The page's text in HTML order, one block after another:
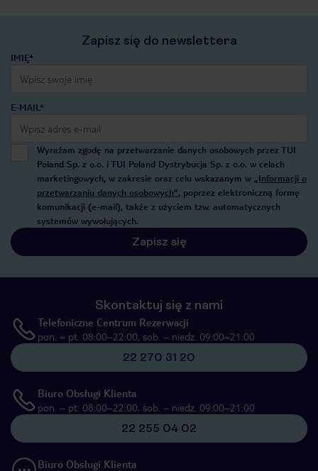
Zapisz się do newslettera
IMIĘ*
E-MAIL*
Wyrażam zgodę na przetwarzanie danych osobowych przez TUI
Poland Sp. z o.o. i TUI Poland Dystrybucja Sp. z o.o. w celach
marketingowych, w zakresie oraz celu wskazanym w „Informacji o
przetwarzaniu danych osobowych”, poprzez elektroniczną formę
komunikacji (e-mail), także z użyciem tzw. automatycznych
systemów wywołujących.
Zapisz się
Skontaktuj się z nami
Telefoniczne Centrum Rezerwacji
pon. – pt. 08:00–22:00, sob. – niedz. 09:00–21:00
22 270 31 20
Biuro Obsługi Klienta
pon. – pt. 08:00–22:00, sob. – niedz. 09:00–21:00
22 255 04 02
Biuro Obsługi Klienta